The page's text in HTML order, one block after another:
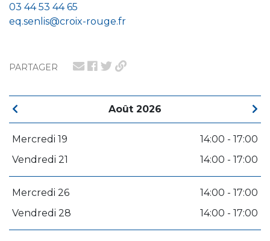
PARTAGER
Août 2026
Mercredi 19
14:00 - 17:00
Vendredi 21
14:00 - 17:00
Mercredi 26
14:00 - 17:00
Vendredi 28
14:00 - 17:00
03 44 53 44 65
eq.senlis@croix-rouge.fr